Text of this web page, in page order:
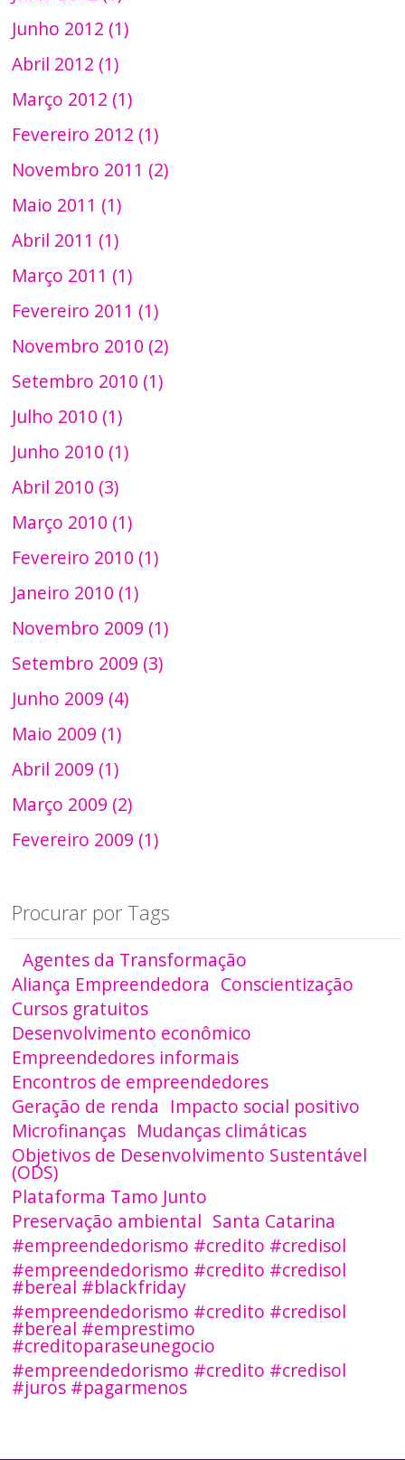
Junho 2012 (1)
Abril 2012 (1)
Março 2012 (1)
Fevereiro 2012 (1)
Novembro 2011 (2)
Maio 2011 (1)
Abril 2011 (1)
Março 2011 (1)
Fevereiro 2011 (1)
Novembro 2010 (2)
Setembro 2010 (1)
Julho 2010 (1)
Junho 2010 (1)
Abril 2010 (3)
Março 2010 (1)
Fevereiro 2010 (1)
Janeiro 2010 (1)
Novembro 2009 (1)
Setembro 2009 (3)
Junho 2009 (4)
Maio 2009 (1)
Abril 2009 (1)
Março 2009 (2)
Fevereiro 2009 (1)
Procurar por Tags
Agentes da Transformação
Aliança Empreendedora Conscientização
Cursos gratuitos
Desenvolvimento econômico
Empreendedores informais
Encontros de empreendedores
Geração de renda Impacto social positivo
Microfinanças Mudanças climáticas
Objetivos de Desenvolvimento Sustentável
(ODS)
Plataforma Tamo Junto
Preservação ambiental Santa Catarina
#empreendedorismo #credito #credisol
#empreendedorismo #credito #credisol
#bereal #blackfriday
#empreendedorismo #credito #credisol
#bereal #emprestimo
#creditoparaseunegocio
#empreendedorismo #credito #credisol
#juros #pagarmenos